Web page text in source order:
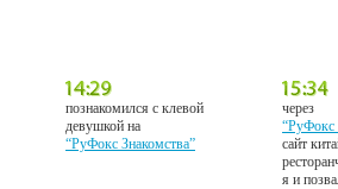
познакомился с клевой
девушкой на
“РуФокс Знакомства”
через
“РуФокс
сайт
я и